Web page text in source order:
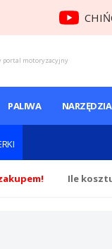
portal motoryzacyjny
PALIWA NARZĘDZIA
Ile